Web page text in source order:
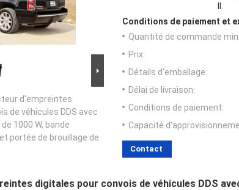
d'empreintes
de véhicules DDS avec
1000 W, bande
portée de brouillage de
II.
Conditions de paiement et
Quantité de commande min:
Prix:
Détails d'emballage:
Délai de livraison:
Conditions de paiement:
Capacité
Contact
digitales pour convois de véhicules DDS